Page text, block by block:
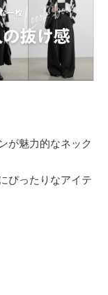
が魅力的なネック
ぴったりなアイテ